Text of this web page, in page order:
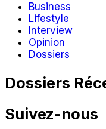
Business
Lifestyle
Interview
Opinion
Dossiers
Dossiers
Suivez-nous